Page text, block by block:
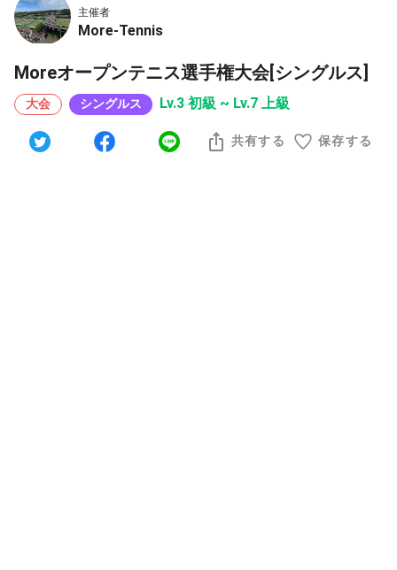
主催者
More-Tennis
Moreオープンテニス選手権大会[シングルス]
大会 シングルス Lv.3 初級 ~ Lv.7 上級
共有する 保存する